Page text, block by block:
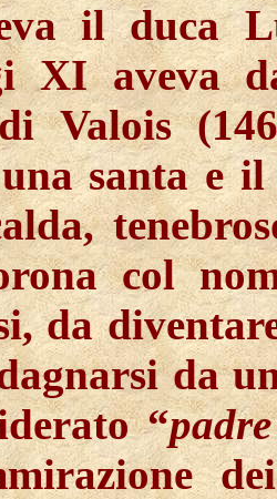
il duca
XI aveva
Valois
santa e
col
da
da
“